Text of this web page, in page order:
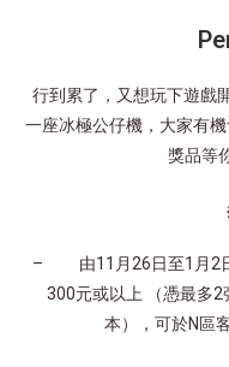
行到累了，又想玩下遊戲
一座冰極公仔機，大家有
獎品等
– 由11月26日至1月2日
300元或以上 （憑最多
本），可於N區